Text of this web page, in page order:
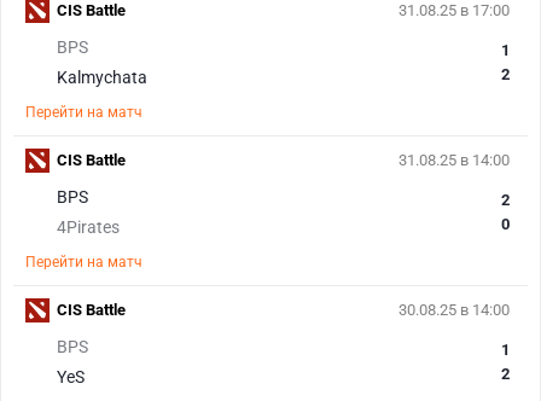
31.08.25 в 17:00
BPS
Kalmychata
1
2
Перейти на матч
CIS Battle
31.08.25 в 14:00
BPS
4Pirates
2
0
Перейти на матч
CIS Battle
30.08.25 в 14:00
BPS
YeS
1
2
CIS Battle